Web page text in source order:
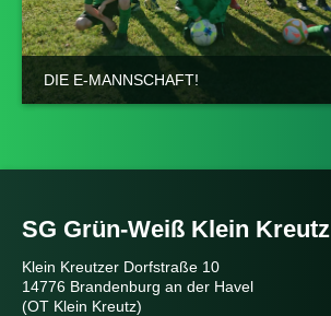
DIE E-MANNSCHAFT!
SG Grün-Weiß Klein Kreutz
Klein Kreutzer Dorfstraße 10
14776 Brandenburg an der Havel
(OT Klein Kreutz)